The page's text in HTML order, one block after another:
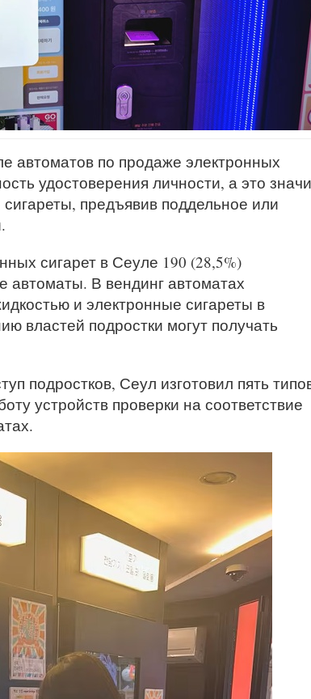
автоматов по продаже электронных
удостоверения личности, а это
предъявив поддельное или
сигарет в Сеуле 190 (28,5%)
автоматы. В вендинг автоматах
и электронные сигареты в
властей подростки могут получать
подростков, Сеул изготовил пять
устройств проверки на соответствие